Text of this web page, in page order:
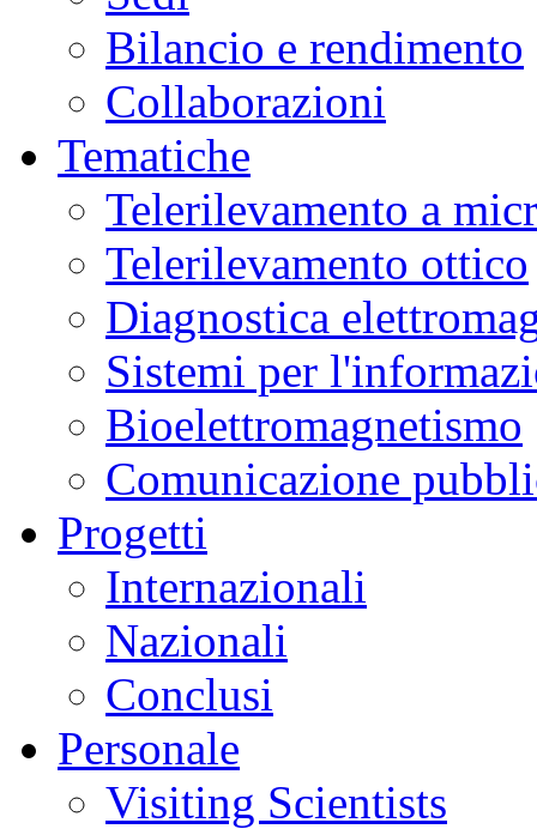
Bilancio e rendimento
Collaborazioni
Tematiche
Telerilevamento a
Telerilevamento ottico
Diagnostica
Sistemi per
Bioelettromagnetismo
Comunicazione
Progetti
Internazionali
Nazionali
Conclusi
Personale
Visiting Scientists